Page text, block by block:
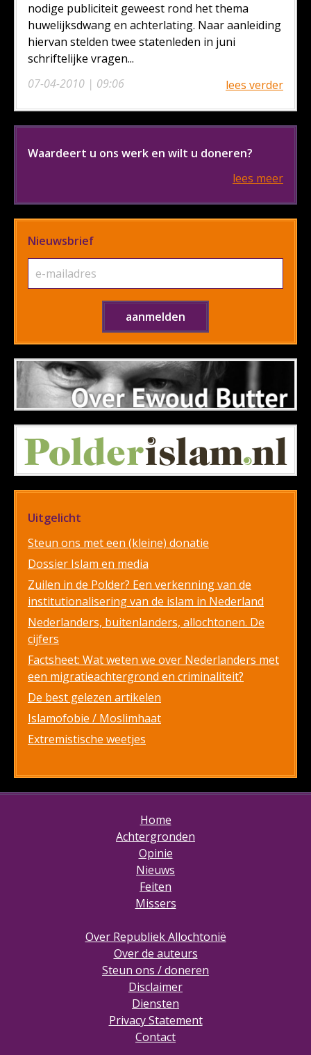
07-04-2010 | 09:06
nodige publiciteit geweest rond het thema
huwelijksdwang en achterlating. Naar aanleiding
hiervan stelden twee statenleden in juni
schriftelijke vragen...
lees verder
Waardeert u ons werk en wilt u doneren?
lees meer
Nieuwsbrief
Uitgelicht
Steun ons met een (kleine) donatie
Dossier Islam en media
Zuilen in de Polder? Een verkenning van de
institutionalisering van de islam in Nederland
Nederlanders, buitenlanders, allochtonen. De
cijfers
Factsheet: Wat weten we over Nederlanders met
een migratieachtergrond en criminaliteit?
De best gelezen artikelen
Islamofobie / Moslimhaat
Extremistische weetjes
Home
Achtergronden
Opinie
Nieuws
Feiten
Missers
Over Republiek Allochtonië
Over de auteurs
Steun ons / doneren
Disclaimer
Diensten
Privacy Statement
Contact